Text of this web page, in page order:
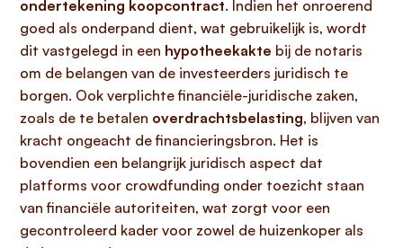
ondertekening koopcontract. Indien het onroerend
goed als onderpand dient, wat gebruikelijk is, wordt
dit vastgelegd in een hypotheekakte bij de notaris
om de belangen van de investeerders juridisch te
borgen. Ook verplichte financiële-juridische zaken,
zoals de te betalen overdrachtsbelasting, blijven van
kracht ongeacht de financieringsbron. Het is
bovendien een belangrijk juridisch aspect dat
platforms voor crowdfunding onder toezicht staan
van financiële autoriteiten, wat zorgt voor een
gecontroleerd kader voor zowel de huizenkoper als